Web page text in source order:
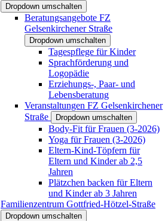
Dropdown umschalten
Beratungsangebote FZ
Gelsenkirchener Straße
Dropdown umschalten
Tagespflege für Kinder
Sprachförderung und
Logopädie
Erziehungs-, Paar- und
Lebensberatung
Veranstaltungen FZ Gelsenkirchener
Straße
Dropdown umschalten
Body-Fit für Frauen (3-2026)
Yoga für Frauen (3-2026)
Eltern-Kind-Töpfern für
Eltern und Kinder ab 2,5
Jahren
Plätzchen backen für Eltern
und Kinder ab 3 Jahren
Familienzentrum Gottfried-Hötzel-Straße
Dropdown umschalten